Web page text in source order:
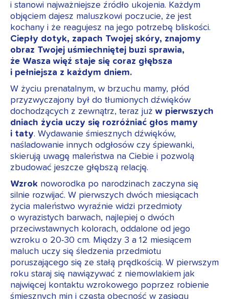
i stanowi najważniejsze źródło ukojenia. Każdym
objęciem dajesz maluszkowi poczucie, że jest
kochany i że reagujesz na jego potrzebę bliskości.
Ciepły dotyk, zapach Twojej skóry, znajomy
obraz Twojej uśmiechniętej buzi sprawia,
że Wasza więź staje się coraz głębsza
i pełniejsza z każdym dniem.
W życiu prenatalnym, w brzuchu mamy, płód
przyzwyczajony był do tłumionych dźwięków
dochodzących z zewnątrz, teraz już w pierwszych
dniach życia uczy się rozróżniać głos mamy
i taty. Wydawanie śmiesznych dźwięków,
naśladowanie innych odgłosów czy śpiewanki,
skierują uwagę maleństwa na Ciebie i pozwolą
zbudować jeszcze głębszą relację.
Wzrok noworodka po narodzinach zaczyna się
silnie rozwijać. W pierwszych dwóch miesiącach
życia maleństwo wyraźnie widzi przedmioty
o wyrazistych barwach, najlepiej o dwóch
przeciwstawnych kolorach, oddalone od jego
wzroku o 20-30 cm. Między 3 a 12 miesiącem
maluch uczy się śledzenia przedmiotu
poruszającego się ze stałą prędkością. W pierwszym
roku staraj się nawiązywać z niemowlakiem jak
najwięcej kontaktu wzrokowego poprzez robienie
śmiesznych min i częstą obecność w zasięgu